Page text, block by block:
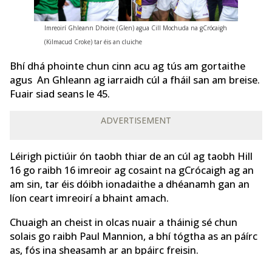
Imreoirí Ghleann Dhoire (Glen) agua Cill Mochuda na gCrócaigh
(Kilmacud Croke) tar éis an cluiche
Bhí dhá phointe chun cinn acu ag tús am gortaithe
agus An Ghleann ag iarraidh cúl a fháil san am breise.
Fuair siad seans le 45.
ADVERTISEMENT
Léirigh pictiúir ón taobh thiar de an cúl ag taobh Hill
16 go raibh 16 imreoir ag cosaint na gCrócaigh ag an
am sin, tar éis dóibh ionadaithe a dhéanamh gan an
líon ceart imreoirí a bhaint amach.
Chuaigh an cheist in olcas nuair a tháinig sé chun
solais go raibh Paul Mannion, a bhí tógtha as an páírc
as, fós ina sheasamh ar an bpáirc freisin.